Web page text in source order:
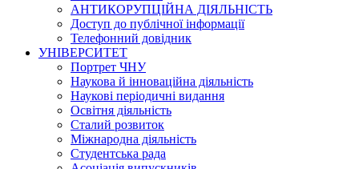
АНТИКОРУПЦІЙНА ДІЯЛЬНІСТЬ
Доступ до публічної інформації
Телефонний довідник
УНІВЕРСИТЕТ
Портрет ЧНУ
Наукова й інноваційна діяльність
Наукові періодичні видання
Освітня діяльність
Сталий розвиток
Міжнародна діяльність
Студентська рада